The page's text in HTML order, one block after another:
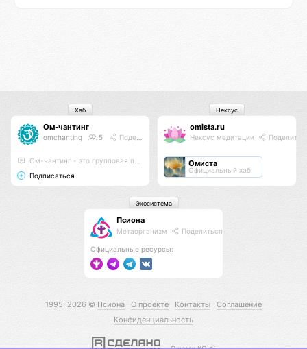
Ом-чантинг
omchanting 5 Поделиться
Ом-чантинг - это групповая практика пропевания звука Ом
Подписаться
Хаб
omista.ru
Нексус медитации
Омиста
Официальный хаб
Нексус
Псиона
Метаорганизм Поделиться
Официальные ресурсы:
Экосистема
1995–2026 © Псиона О проекте Контакты
Соглашение
Конфиденциальность